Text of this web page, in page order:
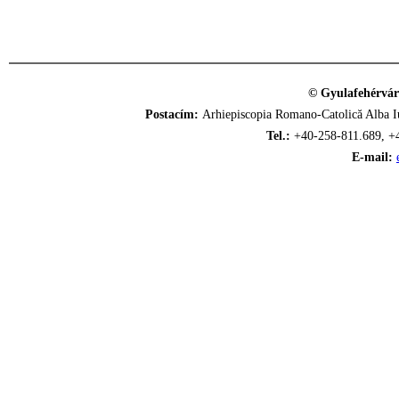
©
Postacím: Arhiepiscopia Romano-Catolică
Tel.: +40-258-811.689,
E-mail: